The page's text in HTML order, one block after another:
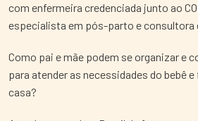
com enfermeira credenciada junto ao
especialista em pós-parto e consultora
Como pai e mãe podem se organizar e
para atender as necessidades do bebê
casa?